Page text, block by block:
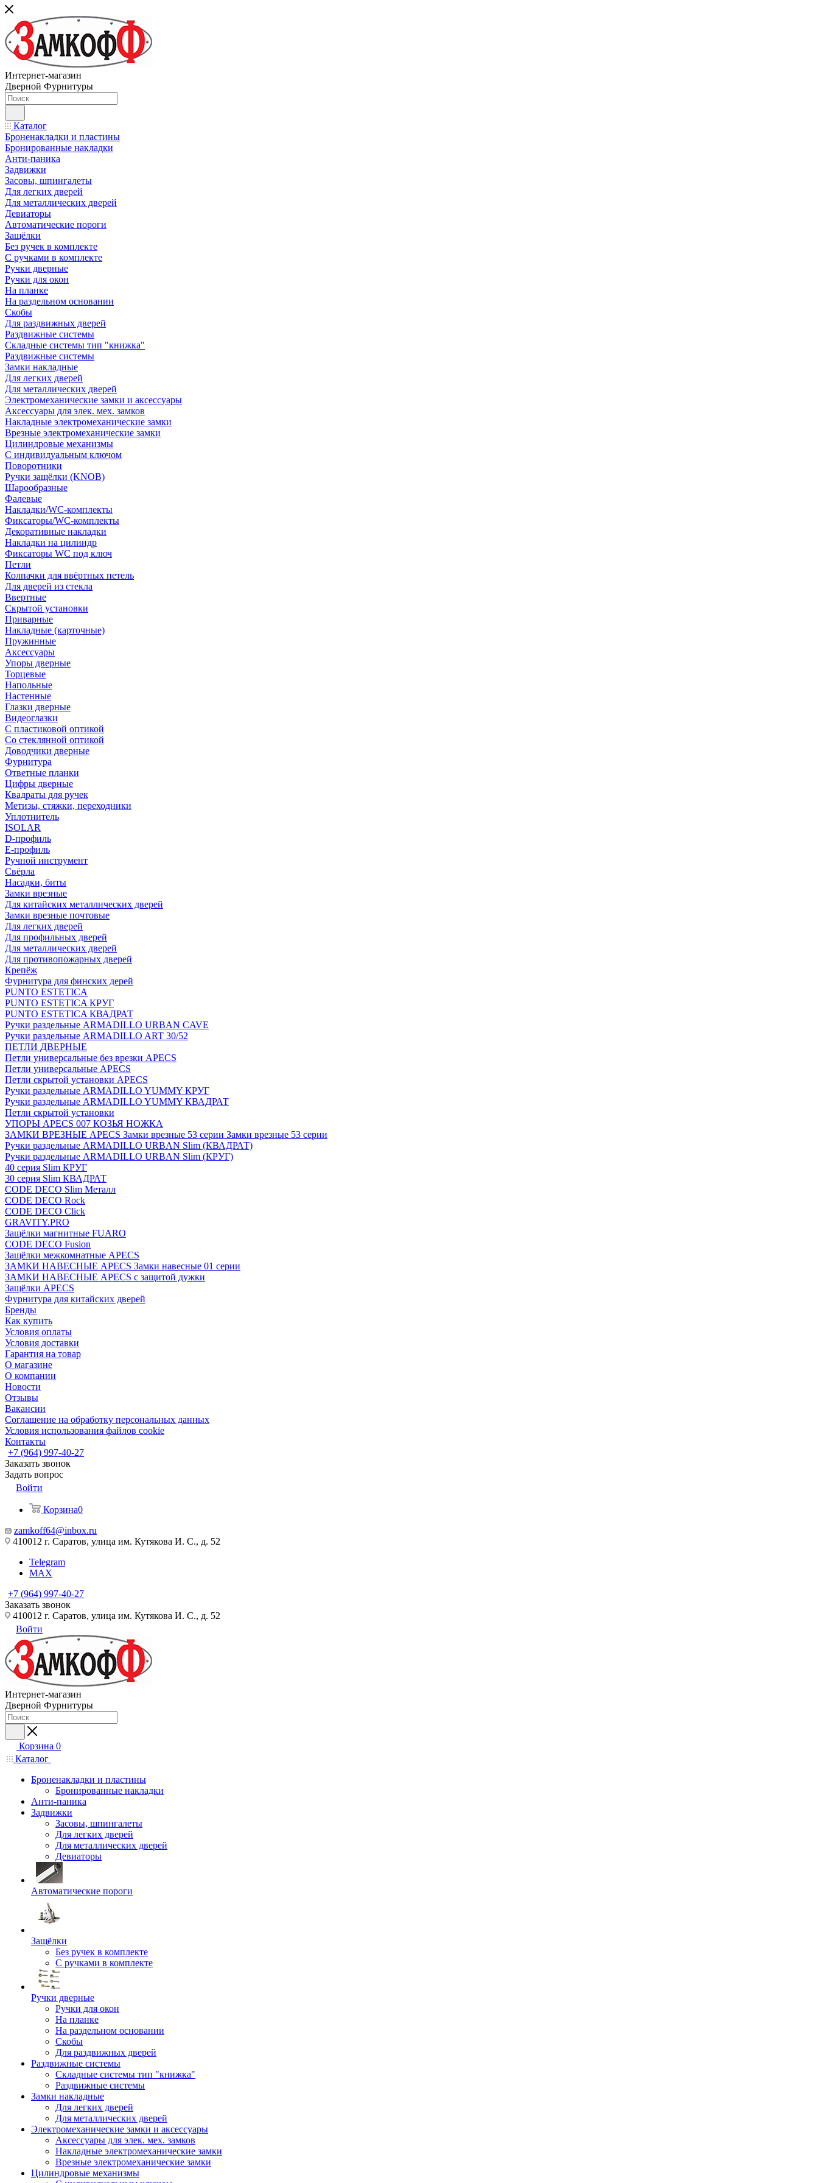
Интернет-магазин
Дверной Фурнитуры
Каталог
Броненакладки и пластины
Бронированные накладки
Анти-паника
Задвижки
Засовы, шпингалеты
Для легких дверей
Для металлических дверей
Девиаторы
Автоматические пороги
Защёлки
Без ручек в комплекте
С ручками в комплекте
Ручки дверные
Ручки для окон
На планке
На раздельном основании
Скобы
Для раздвижных дверей
Раздвижные системы
Складные системы тип "книжка"
Раздвижные системы
Замки накладные
Для легких дверей
Для металлических дверей
Электромеханические замки и аксессуары
Аксессуары для элек. мех. замков
Накладные электромеханические замки
Врезные электромеханические замки
Цилиндровые механизмы
С индивидуальным ключом
Поворотники
Ручки защёлки (KNOB)
Шарообразные
Фалевые
Накладки/WC-комплекты
Фиксаторы/WC-комплекты
Декоративные накладки
Накладки на цилиндр
Фиксаторы WC под ключ
Петли
Колпачки для ввёртных петель
Для дверей из стекла
Ввертные
Скрытой установки
Приварные
Накладные (карточные)
Пружинные
Аксессуары
Упоры дверные
Торцевые
Напольные
Настенные
Глазки дверные
Видеоглазки
С пластиковой оптикой
Со стеклянной оптикой
Доводчики дверные
Фурнитура
Ответные планки
Цифры дверные
Квадраты для ручек
Метизы, стяжки, переходники
Уплотнитель
ISOLAR
D-профиль
Е-профиль
Ручной инструмент
Свёрла
Насадки, биты
Замки врезные
Для китайских металлических дверей
Замки врезные почтовые
Для легких дверей
Для профильных дверей
Для металлических дверей
Для противопожарных дверей
Крепёж
Фурнитура для финских дерей
PUNTO ESTETICA
PUNTO ESTETICA КРУГ
PUNTO ESTETICA КВАДРАТ
Ручки раздельные ARMADILLO URBAN CAVE
Ручки раздельные ARMADILLO ART 30/52
ПЕТЛИ ДВЕРНЫЕ
Петли универсальные без врезки APECS
Петли универсальные APECS
Петли скрытой установки APECS
Ручки раздельные ARMADILLO YUMMY КРУГ
Ручки раздельные ARMADILLO YUMMY КВАДРАТ
Петли скрытой установки
УПОРЫ APECS 007 КОЗЬЯ НОЖКА
ЗАМКИ ВРЕЗНЫЕ APECS Замки врезные 53 серии Замки врезные 53 серии
Ручки раздельные ARMADILLO URBAN Slim (КВАДРАТ)
Ручки раздельные ARMADILLO URBAN Slim (КРУГ)
40 серия Slim КРУГ
30 серия Slim КВАДРАТ
CODE DECO Slim Металл
CODE DECO Rock
CODE DECO Click
GRAVITY.PRO
Защёлки магнитные FUARO
CODE DECO Fusion
Защёлки межкомнатные APECS
ЗАМКИ НАВЕСНЫЕ APECS Замки навесные 01 серии
ЗАМКИ НАВЕСНЫЕ APECS с защитой дужки
Защёлки APECS
Фурнитура для китайских дверей
Бренды
Как купить
Условия оплаты
Условия доставки
Гарантия на товар
О магазине
О компании
Новости
Отзывы
Вакансии
Соглашение на обработку персональных данных
Условия использования файлов cookie
Контакты
+7 (964) 997-40-27
Заказать звонок
Задать вопрос
Войти
Корзина0
zamkoff64@inbox.ru
410012 г. Саратов, улица им. Кутякова И. С., д. 52
Telegram
MAX
+7 (964) 997-40-27
Заказать звонок
410012 г. Саратов, улица им. Кутякова И. С., д. 52
Войти
Интернет-магазин
Дверной Фурнитуры
Корзина 0
Каталог
Броненакладки и пластины
Бронированные накладки
Анти-паника
Задвижки
Засовы, шпингалеты
Для легких дверей
Для металлических дверей
Девиаторы
Автоматические пороги
Защёлки
Без ручек в комплекте
С ручками в комплекте
Ручки дверные
Ручки для окон
На планке
На раздельном основании
Скобы
Для раздвижных дверей
Раздвижные системы
Складные системы тип "книжка"
Раздвижные системы
Замки накладные
Для легких дверей
Для металлических дверей
Электромеханические замки и аксессуары
Аксессуары для элек. мех. замков
Накладные электромеханические замки
Врезные электромеханические замки
Цилиндровые механизмы